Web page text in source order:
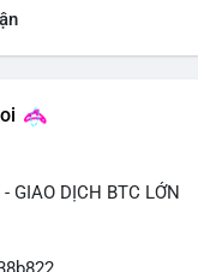
GIAO DỊCH BTC LỚN